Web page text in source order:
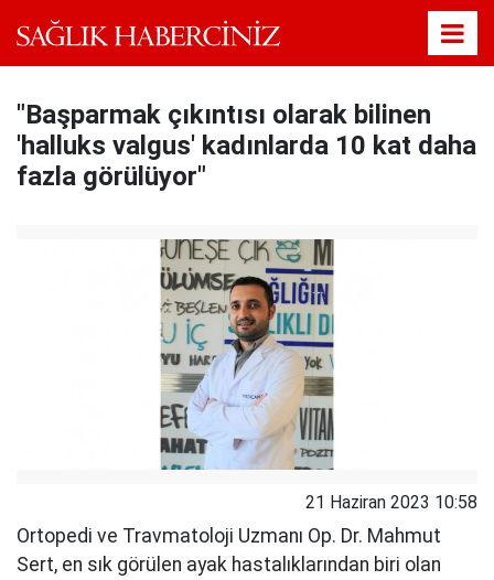
"Başparmak çıkıntısı olarak bilinen
'halluks valgus' kadınlarda 10 kat daha
fazla görülüyor"
21 Haziran 2023 10:58
Ortopedi ve Travmatoloji Uzmanı Op. Dr. Mahmut
Sert, en sık görülen ayak hastalıklarından biri olan